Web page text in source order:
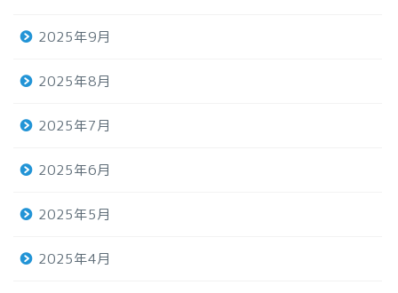
2025年9月
2025年8月
2025年7月
2025年6月
2025年5月
2025年4月